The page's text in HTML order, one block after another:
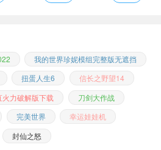
我的世界珍妮模组完整版无遮挡
扭蛋人生6
信长之野望14
火力破解版下载
刀剑大作战
完美世界
幸运娃娃机
封仙之怒